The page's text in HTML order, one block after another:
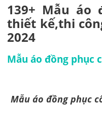
139+ Mẫu áo
thiết kế,thi
2024
Mẫu áo đồng phục
Mẫu áo đồng phục